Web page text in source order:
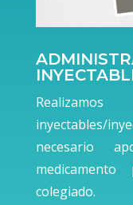
inyectables/
necesario
colegiado.